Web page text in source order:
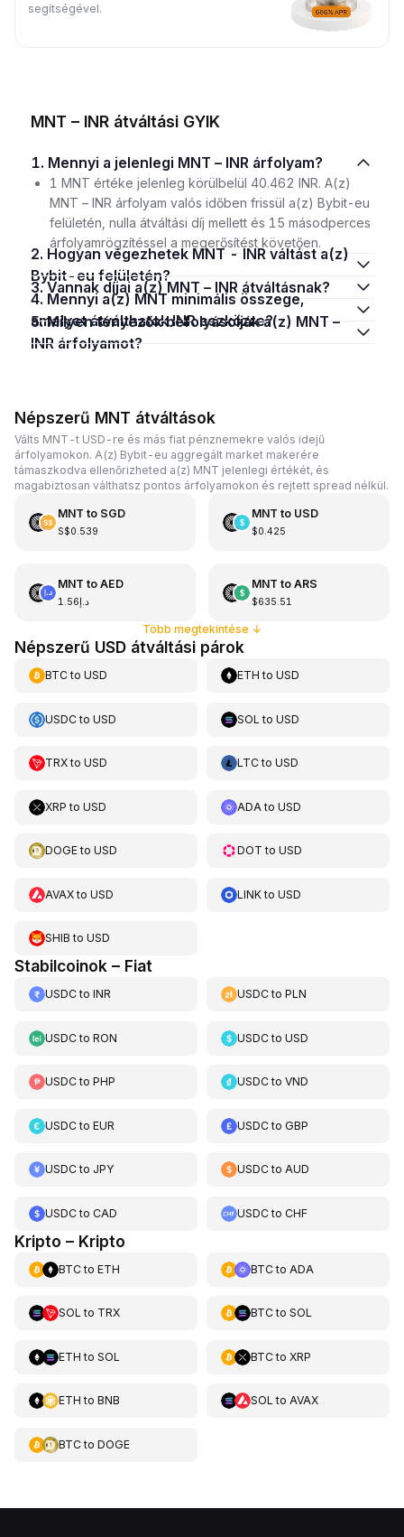
segítségével.
MNT – INR átváltási GYIK
1. Mennyi a jelenlegi MNT – INR árfolyam?
1 MNT értéke jelenleg körülbelül 40.462 INR. A(z)
MNT – INR árfolyam valós időben frissül a(z) Bybit-eu
felületén, nulla átváltási díj mellett és 15 másodperces
árfolyamrögzítéssel a megerősítést követően.
2. Hogyan végezhetek MNT - INR váltást a(z)
Bybit-eu felületén?
3. Vannak díjai a(z) MNT – INR átváltásnak?
4. Mennyi a(z) MNT minimális összege,
amelyet átválthatok INR eszközre?
5. Milyen tényezők befolyásolják a(z) MNT –
INR árfolyamot?
Népszerű MNT átváltások
Válts MNT-t USD-re és más fiat pénznemekre valós idejű
árfolyamokon. A(z) Bybit-eu aggregált market makerére
támaszkodva ellenőrizheted a(z) MNT jelenlegi értékét, és
magabiztosan válthatsz pontos árfolyamokon és rejtett spread nélkül.
MNT to SGD
S$0.539
MNT to USD
$0.425
MNT to AED
د.إ1.56
MNT to ARS
$635.51
Több megtekintése ↓
Népszerű USD átváltási párok
BTCto USD ETH toUSD
USDCto USD SOL toUSD
TRXto USD LTCtoUSD
XRP to USD ADA toUSD
DOGEto USD DOT toUSD
AVAXto USD LINKtoUSD
SHIB to USD
Stabilcoinok – Fiat
USDCto INR USDCtoPLN
USDCto RON USDCtoUSD
USDCto PHP USDCtoVND
USDCto EUR USDCtoGBP
USDCto JPY USDCtoAUD
USDCto CAD USDCtoCHF
Kripto – Kripto
BTCto ETH BTCto ADA
SOL to TRX BTCto SOL
ETH to SOL BTCto XRP
ETH to BNB SOL to AVAX
BTCto DOGE